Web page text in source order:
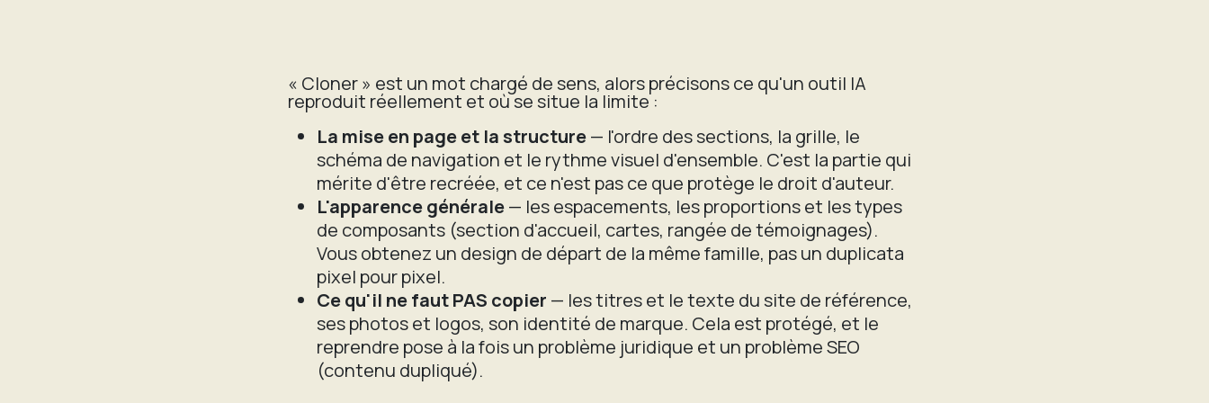
« Cloner » est un mot chargé de sens, alors précisons ce qu'un outil IA
reproduit réellement et où se situe la limite :
La mise en page et la structure— l'ordre des sections, la grille, le
schéma de navigation et le rythme visuel d'ensemble. C'est la partie qui
mérite d'être recréée, et ce n'est pas ce que protège le droit d'auteur.
L'apparence générale— les espacements, les proportions et les types
de composants (section d'accueil, cartes, rangée de témoignages).
Vous obtenez un design de départ de la même famille, pas un duplicata
pixel pour pixel.
Ce qu'il ne faut PAS copier — les titres et le texte du site de référence,
ses photos et logos, son identité de marque. Cela est protégé, et le
reprendre pose à la fois un problème juridique et un problème SEO
(contenu dupliqué).